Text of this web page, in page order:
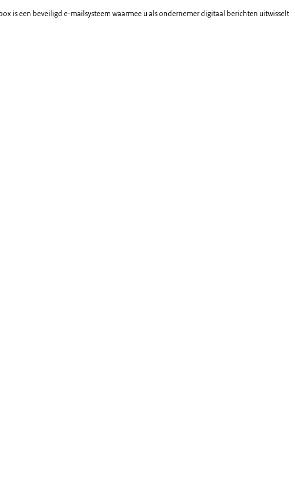
is een beveiligd e-mailsysteem waarmee u als ondernemer digitaal berichten uitwisselt